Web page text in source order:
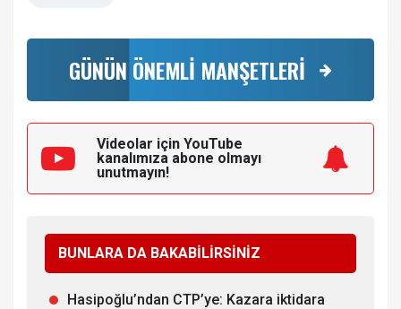
GÜNÜN ÖNEMLİ MANŞETLERİ
Videolar için YouTube
kanalımıza abone olmayı
unutmayın!
BUNLARA DA BAKABİLİRSİNİZ
Hasipoğlu’ndan CTP’ye: Kazara iktidara